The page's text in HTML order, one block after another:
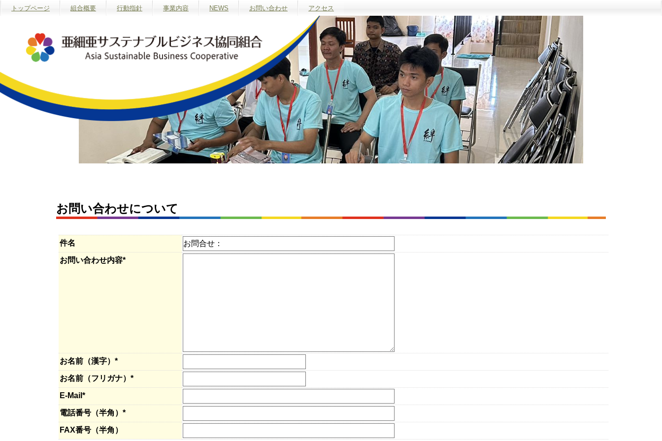
トップページ 組合概要 行動指針 事業内容 NEWS お問い合わせ アクセス
お問い合わせについて
件名
お問い合わせ内容*
お名前（漢字）*
お名前（フリガナ）*
E-Mail*
電話番号（半角）*
FAX番号（半角）